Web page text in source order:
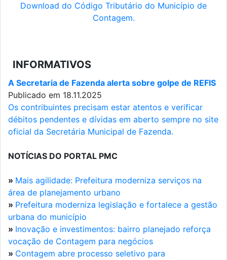
Download do Código Tributário do Município de
Contagem.
INFORMATIVOS
A Secretaria de Fazenda alerta sobre golpe de REFIS
Publicado em 18.11.2025
Os contribuintes precisam estar atentos e verificar
débitos pendentes e dívidas em aberto sempre no site
oficial da Secretária Municipal de Fazenda.
NOTÍCIAS DO PORTAL PMC
» Mais agilidade: Prefeitura moderniza serviços na
área de planejamento urbano
» Prefeitura moderniza legislação e fortalece a gestão
urbana do município
» Inovação e investimentos: bairro planejado reforça
vocação de Contagem para negócios
» Contagem abre processo seletivo para